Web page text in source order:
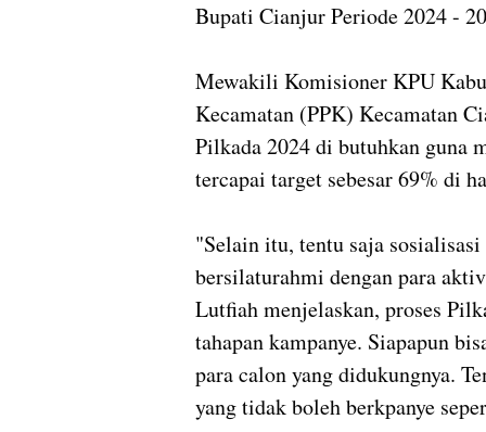
Bupati Cianjur Periode 2024 -
Mewakili Komisioner KPU
Kecamatan (PPK) Kecamatan
Pilkada 2024 di butuhkan guna
tercapai target sebesar 69% di
"Selain itu, tentu saja
bersilaturahmi dengan para
Lutfiah menjelaskan, proses
tahapan kampanye. Siapapun
para calon yang didukungnya.
yang tidak boleh berkpanye